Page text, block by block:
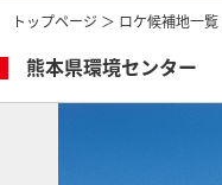
トップページ ＞ ロケ候補地一覧
熊本県環境センター